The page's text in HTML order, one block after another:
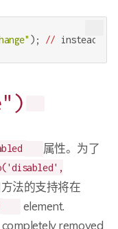
); // instead of
属性。为了
法的支持将在
element.
removed